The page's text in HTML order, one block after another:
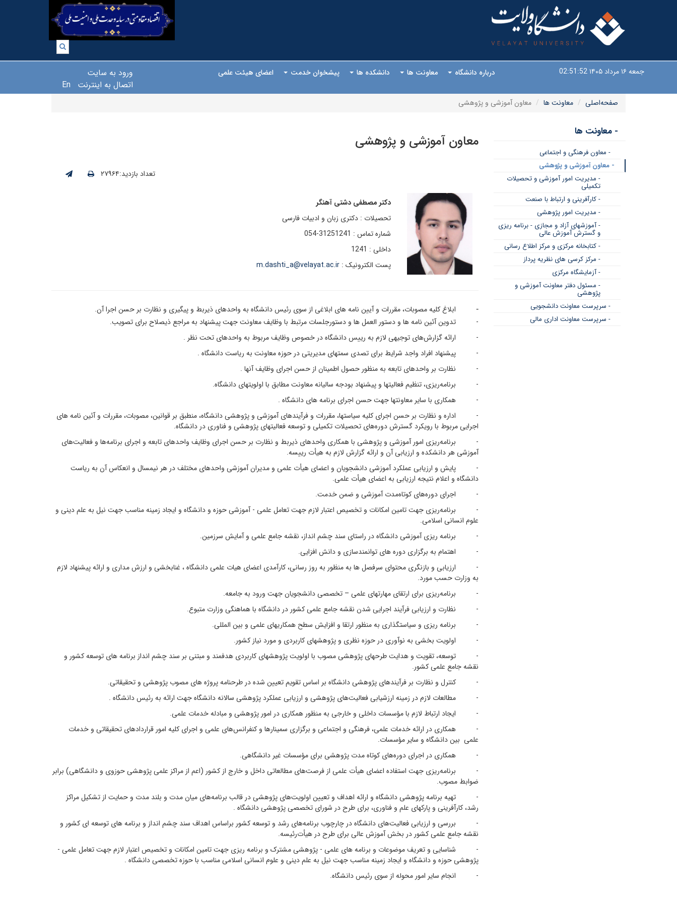
جمعه ۱۶ مرداد ۱۴۰۵ 02:51:53
ورود به سایت
اتصال به اینترنت
En
درباره دانشگاه معاونت ها دانشکده ها پیشخوان خدمت اعضای هیئت علمی
صفحه‌اصلی معاونت ها معاون آموزشی و پژوهشی
معاون آموزشی و پژوهشی
تعداد بازدید:۲۷۹۶۴
دکتر مصطفی دشتی آهنگر
تحصیلات : دکتری زبان و ادبیات فارسی
شماره تماس : 31251241-054
داخلی : 1241
پست الکترونیک :m.dashti_a@velayat.ac.ir
-
ابلاغ کلیه مصوبات، مقررات و آیین نامه های ابلاغی از سوی رئیس دانشگاه به واحدهای ذیربط و پیگیری و نظارت بر حسن اجرا آن.
- تدوین آئین نامه ها و دستور العمل ها و دستورجلسات مرتبط با وظایف معاونت جهت پیشنهاد به مراجع ذیصلاح برای تصویب.
- ارائه گزارش‌های توجیهی لازم به رییس دانشگاه در خصوص وظایف مربوط به واحدهای تحت نظر .
- پیشنهاد افراد واجد شرایط برای تصدی سمتهای مدیریتی در حوزه معاونت به ریاست دانشگاه .
- نظارت بر واحدهای تابعه به منظور حصول اطمینان از حسن اجرای وظایف آنها .
- برنامه‌ریزی، تنظیم فعالیتها و پیشنهاد بودجه سالیانه معاونت مطابق با اولویتهای دانشگاه.
- همکاری با سایر معاونتها جهت حسن اجرای برنامه های دانشگاه .
- اداره و نظارت بر حسن اجرای کلیه سیاستها، مقررات و فرآیندهای آموزشی و پژوهشی دانشگاه، منطبق بر قوانین، مصوبات، مقررات و آئین نامه های
اجرایی مربوط با رویکرد گسترش دوره‌های تحصیلات تکمیلی و توسعه فعالیتهای پژوهشی و فناوری در دانشگاه.
- برنامه‌ریزی امور آموزشی و پژوهشی با همکاری واحدهای ذیربط و نظارت بر حسن اجرای وظایف واحدهای تابعه و اجرای برنامه‌ها و فعالیت‌های
آموزشی هر دانشکده و ارزیابی آن و ارائه گزارش لازم به هیأت رییسه.
- پایش و ارزیابی عملکرد آموزشی دانشجویان و اعضای هیأت علمی و مدیران آموزشی واحدهای مختلف در هر نیمسال و انعکاس آن به ریاست
دانشگاه و‌ اعلام نتیجه ارزیابی به اعضای هیأت علمی.
- اجرای دوره‌های کوتاه‌مدت آموزشی و ضمن خدمت.
- برنامه‌ریزی جهت تامین امکانات و تخصیص اعتبار لازم جهت تعامل علمی - آموزشی حوزه و دانشگاه و ایجاد زمینه مناسب جهت نیل به علم دینی و
علوم انسانی اسلامی.
- برنامه ریزی آموزشی دانشگاه در راستای سند چشم انداز، نقشه جامع علمی و آمایش سرزمین.
- اهتمام به برگزاری دوره های توانمندسازی و دانش افزایی.
- ارزیابی و بازنگری محتوای سرفصل ها به منظور به روز رسانی، کارآمدی اعضای هیات علمی دانشگاه ، غنابخشی و ارزش مداری و ارائه پیشنهاد لازم
به وزارت حسب مورد.
- برنامه‌ریزی برای ارتقای مهارتهای علمی – تخصصی دانشجویان جهت ورود به جامعه.
- نظارت و ارزیابی فرآیند اجرایی شدن نقشه جامع علمی کشور در دانشگاه با هماهنگی وزارت متبوع.
- برنامه ریزی و سیاستگذاری به منظور ارتقا و افزایش سطح همکاریهای علمی و بین المللی.
- اولویت بخشی به نوآوری در حوزه نظری و پژوهشهای کاربردی و مورد نیاز کشور.
- توسعه، تقویت و هدایت طرحهای پژوهشی مصوب با اولویت پژوهشهای کاربردی هدفمند و مبتنی بر سند چشم انداز برنامه های توسعه کشور و
نقشه جامع علمی کشور.
- کنترل و نظارت بر فرآیندهای پژوهشی دانشگاه بر اساس تقویم تعیین شده در طرحنامه پروژه های مصوب پژوهشی و تحقیقاتی.
- مطالعات لازم در زمینه ارزشیابی فعالیت‌های پژوهشی و ارزیابی عملکرد پژوهشی سالانه دانشگاه جهت ارائه به رئیس دانشگاه .
- ایجاد ارتباط لازم با مؤسسات داخلی و خارجی به منظور همکاری در امور پژوهشی و مبادله خدمات علمی.
- همکاری در ارائه خدمات علمی، فرهنگی و اجتماعی و برگزاری سمینارها و کنفرانس‌های علمی و اجرای کلیه امور قراردادهای تحقیقاتی و خدمات
علمی ‌بین دانشگاه و سایر مؤسسات.
- همکاری در اجرای دوره‌های کوتاه مدت پژوهشی برای مؤسسات غیر دانشگاهی.
- برنامه‌ریزی جهت استفاده اعضای هیأت علمی از فرصت‌های مطالعاتی داخل و خارج از کشور (اعم از مراکز علمی پژوهشی حوزوی و دانشگاهی) برابر
ضوابط مصوب.
- تهیه برنامه پژوهشی دانشگاه و ارائه اهداف و تعیین اولویت‌های پژوهشی در قالب برنامه‌های میان مدت و بلند مدت و حمایت از تشکیل مراکز
رشد، کارآفرینی و پارکهای علم و فناوری، برای طرح در شورای تخصصی ‌پژوهشی دانشگاه .
- بررسی و ارزیابی فعالیت‌های دانشگاه در چارچوب برنامه‌های رشد و توسعه کشور براساس اهداف سند چشم انداز و برنامه های توسعه ای کشور و
نقشه جامع علمی کشور در بخش آموزش عالی برای طرح در هیأت‌رئیسه.
- شناسایی و تعریف موضوعات و برنامه های علمی - پژوهشی مشترک و برنامه ریزی جهت تامین امکانات و تخصیص اعتبار لازم جهت تعامل علمی -
پژوهشی حوزه و دانشگاه و ایجاد زمینه مناسب جهت نیل به علم دینی و علوم انسانی اسلامی مناسب با حوزه تخصصی دانشگاه .
- انجام سایر امور محوله از سوی رئیس دانشگاه.
- معاونت ها
- معاون فرهنگی و اجتماعی
- معاون آموزشی و پژوهشی
- مدیریت امور آموزشی و تحصیلات
تکمیلی
- کارآفرینی و ارتباط با صنعت
- مدیریت امور پژوهشی
- آموزشهای آزاد و مجازی - برنامه ریزی
و گسترش آموزش عالی
- کتابخانه مرکزی و مرکز اطلاع رسانی
- مرکز کرسی های نظریه پرداز
- آزمایشگاه مرکزی
- مسئول دفتر معاونت آموزشی و
پژوهشی
- سرپرست معاونت دانشجویی
- سرپرست معاونت اداری مالی